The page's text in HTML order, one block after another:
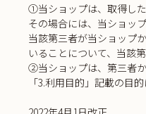
①当ショップは、取得し
その場合には、当ショッ
当該第三者が当ショップ
いることについて、当該
②当ショップは、第三者
「3.利用目的」記載の目的